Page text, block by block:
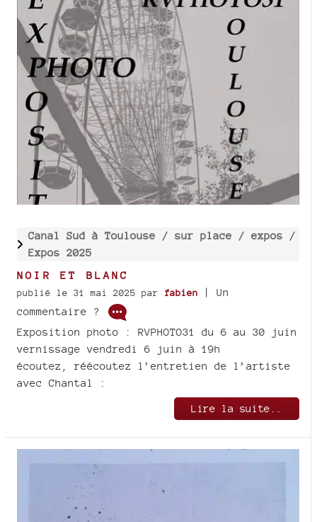
Canal Sud à Toulouse / sur place / expos /
Expos 2025
NOIR ET BLANC
publié le 31 mai 2025 par fabien
| Un
commentaire ?
Exposition photo : RVPHOTO31 du 6 au 30 juin
vernissage vendredi 6 juin à 19h
écoutez, réécoutez l’entretien de l’artiste
avec Chantal :
Lire la suite..